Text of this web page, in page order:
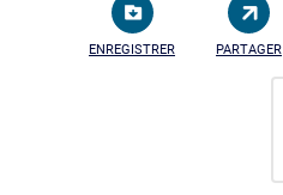
ENREGISTRER PARTAGER